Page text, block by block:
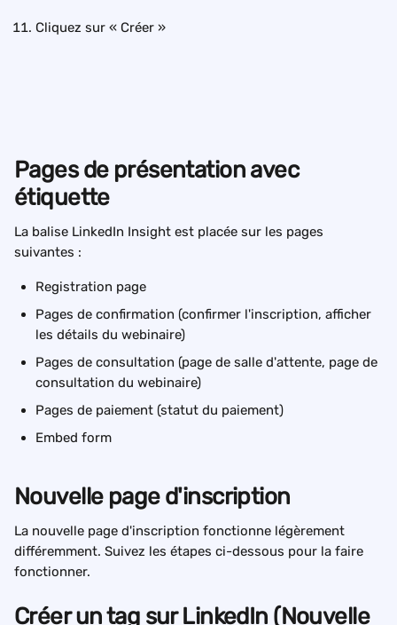
Cliquez sur « Créer »
Pages de présentation avec
étiquette
La balise LinkedIn Insight est placée sur les pages
suivantes :
Registration page
Pages de confirmation (confirmer l'inscription, afficher
les détails du webinaire)
Pages de consultation (page de salle d'attente, page de
consultation du webinaire)
Pages de paiement (statut du paiement)
Embed form
Nouvelle page d'inscription
La nouvelle page d'inscription fonctionne légèrement
différemment. Suivez les étapes ci-dessous pour la faire
fonctionner.
Créer un tag sur LinkedIn (Nouvelle